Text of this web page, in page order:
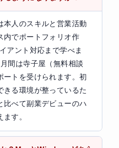
本人のスキルと営業活動
内でポートフォリオ作
アント対応まで学べま
間は寺子屋（無料相談
ートを受けられます。初
きる環境が整っているた
比べて副業デビューのハ
す。